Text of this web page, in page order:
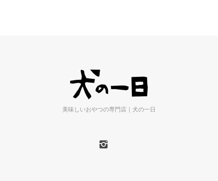
美味しいおやつの専門店｜犬の一日